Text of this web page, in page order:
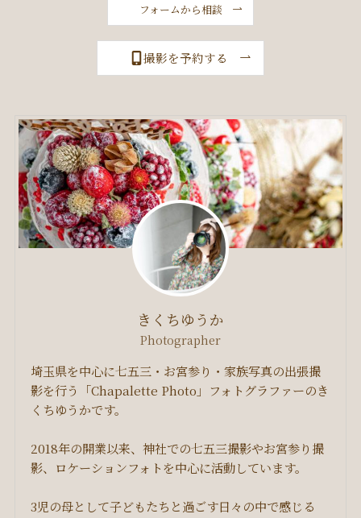
フォームから相談
撮影を予約する
きくちゆうか
Photographer
埼玉県を中心に七五三・お宮参り・家族写真の出張撮
影を行う「Chapalette Photo」フォトグラファーのき
くちゆうかです。
2018年の開業以来、神社での七五三撮影やお宮参り撮
影、ロケーションフォトを中心に活動しています。
3児の母として子どもたちと過ごす日々の中で感じる